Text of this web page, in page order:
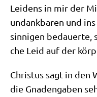
Lei­dens in mir der
undank­ba­ren und
sin­ni­gen bedau­er­te,
che Leid auf der
Chri­stus sagt in den
die Gna­den­ga­ben